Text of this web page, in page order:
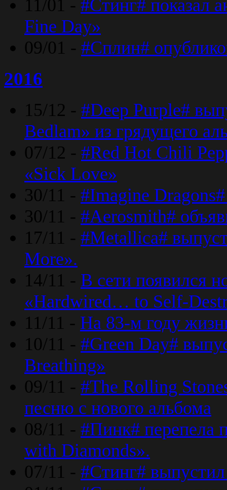
11/01 - #Стинг# показал
Fine Day»
09/01 - #Сплин#
2016
15/12 - #Deep Purple#
Bedlam» из грядущего
07/12 - #Red Hot Chili
«Sick Love»
30/11 - #Imagine
30/11 - #Aerosmith#
17/11 - #Metallica#
More».
14/11 - В сети появился
«Hardwired… to Self-
11/11 - На 83-м году
10/11 - #Green Day#
Breathing»
09/11 - #The Rolling
песню с нового альбома
08/11 - #Пинк# перепела
with Diamonds».
07/11 - #Стинг#